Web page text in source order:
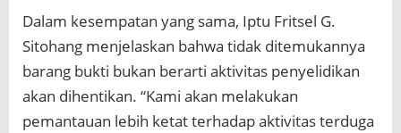
Dalam kesempatan yang sama, Iptu Fritsel G.
Sitohang menjelaskan bahwa tidak ditemukannya
barang bukti bukan berarti aktivitas penyelidikan
akan dihentikan. “Kami akan melakukan
pemantauan lebih ketat terhadap aktivitas terduga